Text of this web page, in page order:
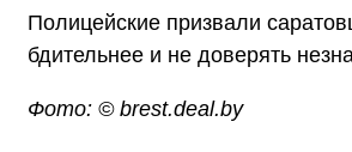
Полицейские призвали
бдительнее и не доверять
Фото: © brest.deal.by